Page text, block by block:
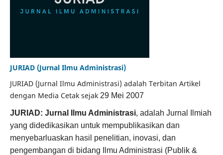
JURIAD (Jurnal Ilmu Administrasi)
JURIAD (Jurnal Ilmu Administrasi) adalah Terbitan Artikel
dengan Media Cetak sejak 29 Mei 2007
JURIAD: Jurnal Ilmu Administrasi, adalah Jurnal Ilmiah
yang didedikasikan untuk mempublikasikan dan
menyebarluaskan hasil penelitian, inovasi, dan
pengembangan di bidang Ilmu Administrasi (Publik &